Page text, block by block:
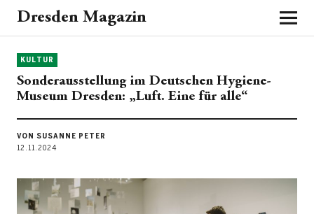
Dresden Magazin
KULTUR
Sonderausstellung im Deutschen Hygiene-
Museum Dresden: „Luft. Eine für alle“
VON SUSANNE PETER
12.11.2024